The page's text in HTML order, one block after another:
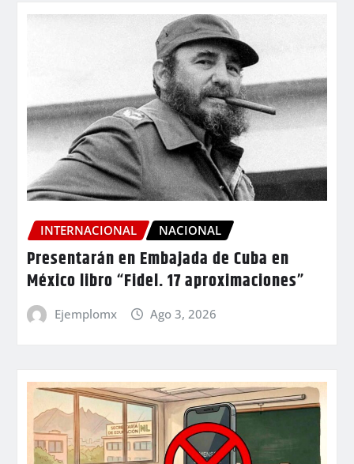
INTERNACIONAL NACIONAL
Presentarán en Embajada de Cuba en
México libro “Fidel. 17 aproximaciones”
Ejemplomx Ago 3, 2026